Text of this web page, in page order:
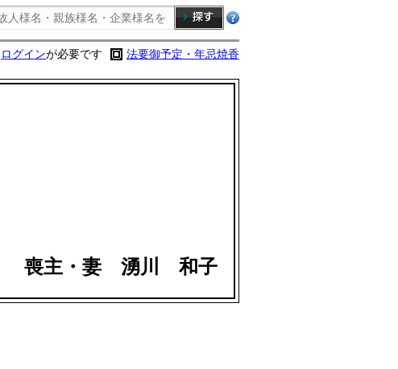
法要御予定・年忌焼香
ログインが必要です
喪主・妻 湧川 和子